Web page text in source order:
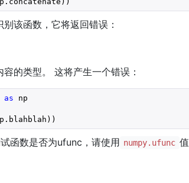
该函数，它将返回错误：
的类型。 这将产生一个错误：
as np
函数是否为ufunc，请使用 numpy.ufunc